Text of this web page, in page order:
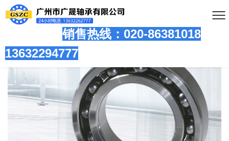
销售热线：020-86381018
13632294777